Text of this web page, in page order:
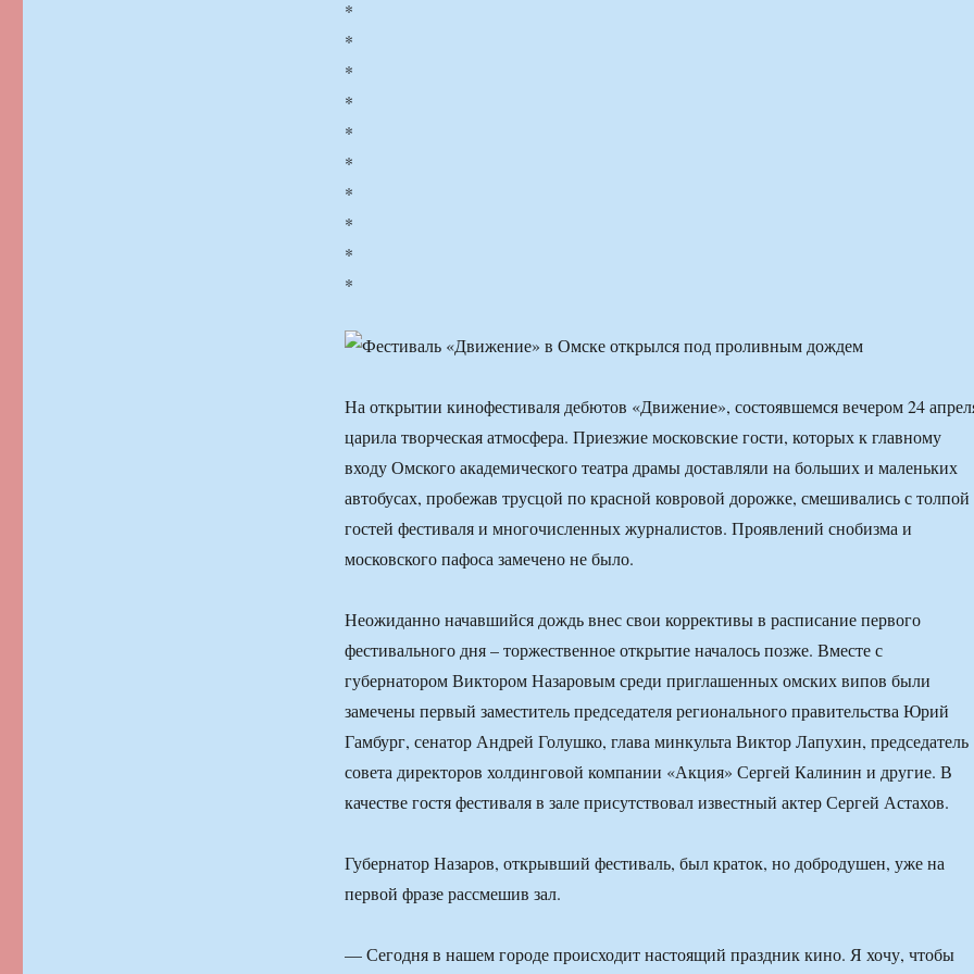
*
*
*
*
*
*
*
*
*
*
На открытии кинофестиваля дебютов «Движение», состоявшемся вечером 24
царила творческая атмосфера. Приезжие московские гости, которых к главному
входу Омского академического театра драмы доставляли на больших и маленьких
автобусах, пробежав трусцой по красной ковровой дорожке, смешивались с толпой
гостей фестиваля и многочисленных журналистов. Проявлений снобизма и
московского пафоса замечено не было.
Неожиданно начавшийся дождь внес свои коррективы в расписание первого
фестивального дня – торжественное открытие началось позже. Вместе с
губернатором Виктором Назаровым среди приглашенных омских випов были
замечены первый заместитель председателя регионального правительства Юрий
Гамбург, сенатор Андрей Голушко, глава минкульта Виктор Лапухин, председатель
совета директоров холдинговой компании «Акция» Сергей Калинин и другие. В
качестве гостя фестиваля в зале присутствовал известный актер Сергей Астахов.
Губернатор Назаров, открывший фестиваль, был краток, но добродушен, уже на
первой фразе рассмешив зал.
— Сегодня в нашем городе происходит настоящий праздник кино. Я хочу, чтобы